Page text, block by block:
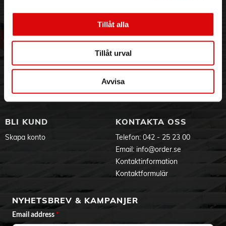
Tillåt alla
Tillåt urval
Avvisa
Vår historia
Jobba hos oss
Varumärken
Vanliga frågor
Service & Support
Godsefterlysning & Felleverans
Integritetspolicy
Om cookies
BLI KUND
Skapa konto
KONTAKTA OSS
Telefon: 042 - 25 23 00
Email: info@order.se
Kontaktinformation
Kontaktformulär
NYHETSBREV & KAMPANJER
Email address *